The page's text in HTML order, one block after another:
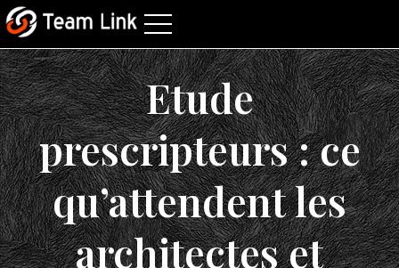
Etude
prescripteurs : ce
qu’attendent les
architectes et